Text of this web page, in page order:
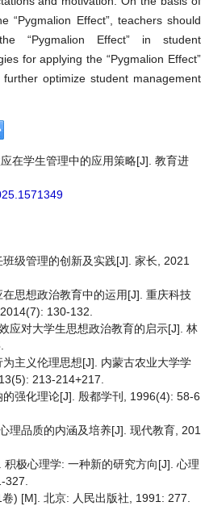
“Pygmalion Effect”, teachers should
“Pygmalion Effect” in student
for applying the “Pygmalion Effect”
optimize student management
在学生管理中的应用策略[J]. 教育进
级管理的创新及实践[J]. 家长, 2021
思想政治教育中的运用[J]. 重庆科技
130-132.
应对大学生思想政治教育的启示[J]. 林
主义伦理思想[J]. 内蒙古农业大学学
213-214+217.
强化理论[J]. 殷都学刊, 1996(4): 58-6
理品质的内涵及培养[J]. 现代教育, 201
极心理学: 一种新的研究方向[J]. 心理
327.
) [M]. 北京: 人民出版社, 1991: 277.